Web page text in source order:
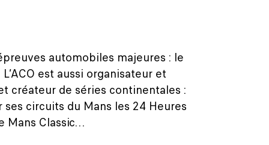
automobiles majeures : le
est aussi organisateur et
créateur de séries continentales :
ses circuits du Mans les 24 Heures
Mans Classic…